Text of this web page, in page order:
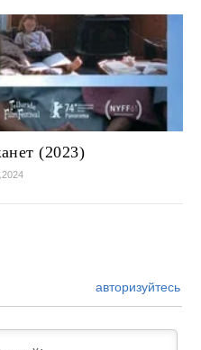
(2023)
авторизуйтесь